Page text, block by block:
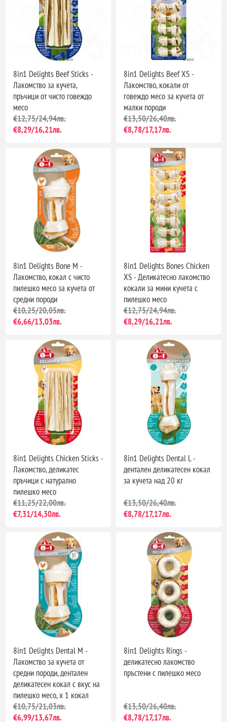
8in1 Delights Beef Sticks -
Лакомство за кучета,
пръчици от чисто говеждо
месо
€12,75/24,94лв.
€8,29/16,21лв.
8in1 Delights Beef XS -
Лакомство, кокали от
говеждо месо за кучета от
малки породи
€13,50/26,40лв.
€8,78/17,17лв.
8in1 Delights Bone М -
Лакомство, кокал с чисто
пилешко месо за кучета от
средни породи
€10,25/20,05лв.
€6,66/13,03лв.
8in1 Delights Bones Chicken
XS - Деликатесно лакомство
кокали за мини кучета с
пилешко месо
€12,75/24,94лв.
€8,29/16,21лв.
8in1 Delights Chicken Sticks -
Лакомство, деликатес
пръчици с натурално
пилешко месо
€11,25/22,00лв.
€7,31/14,30лв.
8in1 Delights Dental L -
дентален деликатесен кокал
за кучета над 20 кг
€13,50/26,40лв.
€8,78/17,17лв.
8in1 Delights Dental M -
Лакомство за кучета от
средни породи, дентален
деликатесен кокал с вкус на
пилешко месо, х 1 кокал
€10,75/21,03лв.
€6,99/13,67лв.
8in1 Delights Rings -
деликатесно лакомство
пръстени с пилешко месо
€13,50/26,40лв.
€8,78/17,17лв.